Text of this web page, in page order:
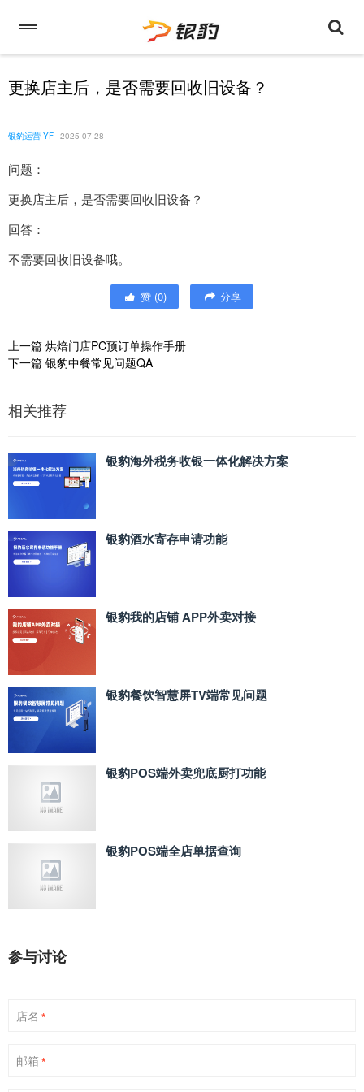
更换店主后，是否需要回收旧设备？
银豹运营-YF 2025-07-28
问题：
更换店主后，是否需要回收旧设备？
回答：
不需要回收旧设备哦。
赞 (0) 分享
上一篇 烘焙门店PC预订单操作手册
下一篇 银豹中餐常见问题QA
相关推荐
银豹海外税务收银一体化解决方案
银豹酒水寄存申请功能
银豹我的店铺 APP外卖对接
银豹餐饮智慧屏TV端常见问题
银豹POS端外卖兜底厨打功能
银豹POS端全店单据查询
参与讨论
店名 *
邮箱 *